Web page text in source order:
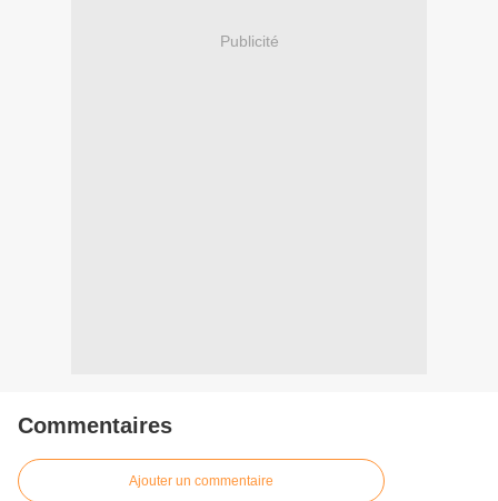
Publicité
Commentaires
Ajouter un commentaire